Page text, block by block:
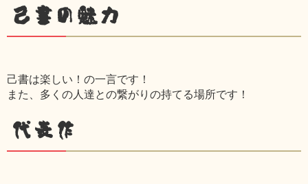
己書の魅力
己書は楽しい！の一言です！
また、多くの人達との繋がりの持てる場所です！
代表作